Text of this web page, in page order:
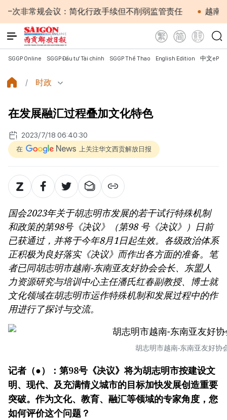
简化行政手续但不削弱监管责任 越南国会主席陈青敏
SGGP Online SGGP Đầu tư Tài chính SGGP Thể Thao English Edition 中文
时政
在发展融汇过程叠加文化特色
2023/7/18 06:40:30
在 上关注华文西贡解放日报
国会2023年关于胡志明市发展的若干试行特殊机制
和政策的第98号《决议》（第98 号《决议》）日前
已获通过，并将于今年8月1日起生效。各级政治体系
正积极为良好落实《决议》而作出各方面的准备。笔
者已同胡志明市越南-东南亚友好协会会长、东盟人
力资源研究与培训中心主任潘氏红春副教授、博士就
文化领域在胡志明市运作特殊机制和发展过程中的作
用进行了探讨与交流。
胡志明市越南-东南亚友好协
记者（●）：第98号《决议》将为胡志明市按建设文
明、现代、及充满情义城市的目标加快发展创造重要
突破。作为文化、教育、融汇等领域的专家角度，您
如何评价这个问题？